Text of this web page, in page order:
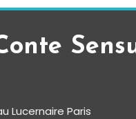
Lucernaire Paris